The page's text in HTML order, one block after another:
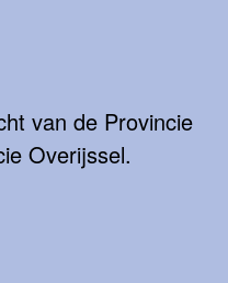
van de Provincie
Overijssel.